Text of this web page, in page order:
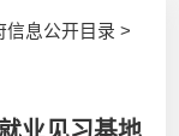
信息公开目录 >
业见习基地